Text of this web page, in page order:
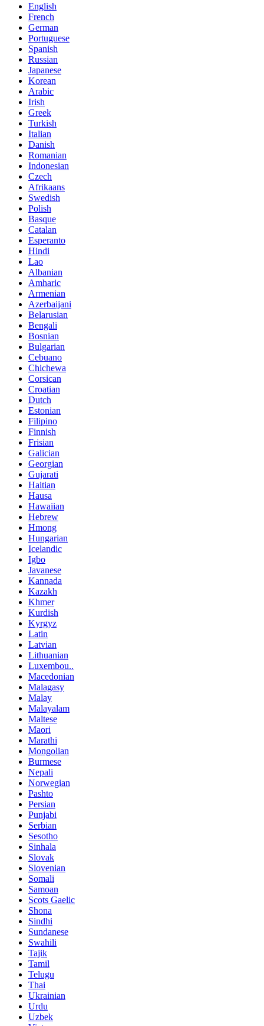
English
French
German
Portuguese
Spanish
Russian
Japanese
Korean
Arabic
Irish
Greek
Turkish
Italian
Danish
Romanian
Indonesian
Czech
Afrikaans
Swedish
Polish
Basque
Catalan
Esperanto
Hindi
Lao
Albanian
Amharic
Armenian
Azerbaijani
Belarusian
Bengali
Bosnian
Bulgarian
Cebuano
Chichewa
Corsican
Croatian
Dutch
Estonian
Filipino
Finnish
Frisian
Galician
Georgian
Gujarati
Haitian
Hausa
Hawaiian
Hebrew
Hmong
Hungarian
Icelandic
Igbo
Javanese
Kannada
Kazakh
Khmer
Kurdish
Kyrgyz
Latin
Latvian
Lithuanian
Luxembou..
Macedonian
Malagasy
Malay
Malayalam
Maltese
Maori
Marathi
Mongolian
Burmese
Nepali
Norwegian
Pashto
Persian
Punjabi
Serbian
Sesotho
Sinhala
Slovak
Slovenian
Somali
Samoan
Scots Gaelic
Shona
Sindhi
Sundanese
Swahili
Tajik
Tamil
Telugu
Thai
Ukrainian
Urdu
Uzbek